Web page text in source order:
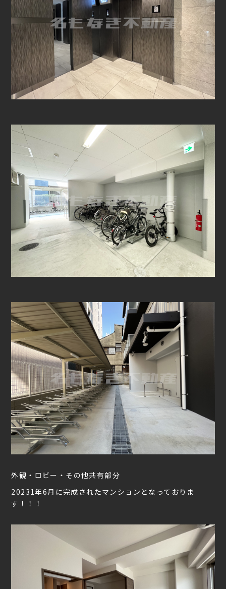
外観・ロビー・その他共有部分
20231年6月に完成されたマンションとなっておりま
す！！！